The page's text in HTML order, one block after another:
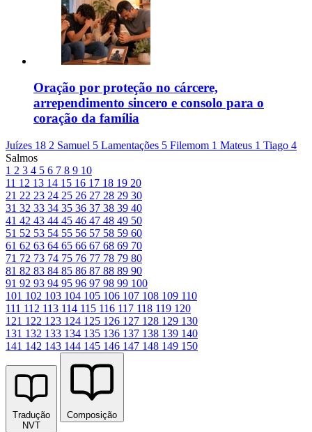
Oração por proteção no cárcere,
arrependimento sincero e consolo para o
coração da família
Juízes 18 2 Samuel 5 Lamentações 5 Filemom 1 Mateus 1 Tiago 4
Salmos
1 2 3 4 5 6 7 8 9 10
11 12 13 14 15 16 17 18 19 20
21 22 23 24 25 26 27 28 29 30
31 32 33 34 35 36 37 38 39 40
41 42 43 44 45 46 47 48 49 50
51 52 53 54 55 56 57 58 59 60
61 62 63 64 65 66 67 68 69 70
71 72 73 74 75 76 77 78 79 80
81 82 83 84 85 86 87 88 89 90
91 92 93 94 95 96 97 98 99 100
101 102 103 104 105 106 107 108 109 110
111 112 113 114 115 116 117 118 119 120
121 122 123 124 125 126 127 128 129 130
131 132 133 134 135 136 137 138 139 140
141 142 143 144 145 146 147 148 149 150
Tradução
NVT
Composição